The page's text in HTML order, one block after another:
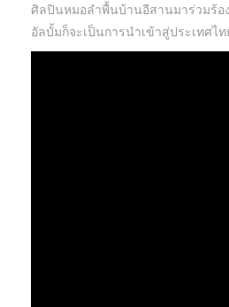
ศิลปินหมอลำพื้นบ้านอีสานมาร่วมร้อ
อัลบั้มก็จะเป็นการนำเข้าสู่ประเทศไท